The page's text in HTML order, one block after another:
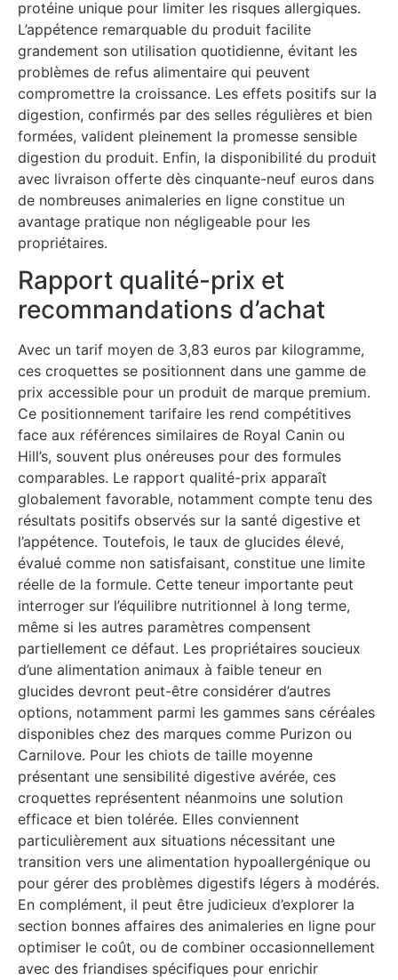
protéine unique pour limiter les risques allergiques.
L’appétence remarquable du produit facilite
grandement son utilisation quotidienne, évitant les
problèmes de refus alimentaire qui peuvent
compromettre la croissance. Les effets positifs sur la
digestion, confirmés par des selles régulières et bien
formées, valident pleinement la promesse sensible
digestion du produit. Enfin, la disponibilité du produit
avec livraison offerte dès cinquante-neuf euros dans
de nombreuses animaleries en ligne constitue un
avantage pratique non négligeable pour les
propriétaires.
Rapport qualité-prix et
recommandations d’achat
Avec un tarif moyen de 3,83 euros par kilogramme,
ces croquettes se positionnent dans une gamme de
prix accessible pour un produit de marque premium.
Ce positionnement tarifaire les rend compétitives
face aux références similaires de Royal Canin ou
Hill’s, souvent plus onéreuses pour des formules
comparables. Le rapport qualité-prix apparaît
globalement favorable, notamment compte tenu des
résultats positifs observés sur la santé digestive et
l’appétence. Toutefois, le taux de glucides élevé,
évalué comme non satisfaisant, constitue une limite
réelle de la formule. Cette teneur importante peut
interroger sur l’équilibre nutritionnel à long terme,
même si les autres paramètres compensent
partiellement ce défaut. Les propriétaires soucieux
d’une alimentation animaux à faible teneur en
glucides devront peut-être considérer d’autres
options, notamment parmi les gammes sans céréales
disponibles chez des marques comme Purizon ou
Carnilove. Pour les chiots de taille moyenne
présentant une sensibilité digestive avérée, ces
croquettes représentent néanmoins une solution
efficace et bien tolérée. Elles conviennent
particulièrement aux situations nécessitant une
transition vers une alimentation hypoallergénique ou
pour gérer des problèmes digestifs légers à modérés.
En complément, il peut être judicieux d’explorer la
section bonnes affaires des animaleries en ligne pour
optimiser le coût, ou de combiner occasionnellement
avec des friandises spécifiques pour enrichir